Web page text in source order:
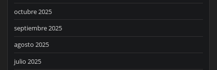
octubre 2025
septiembre 2025
agosto 2025
julio 2025